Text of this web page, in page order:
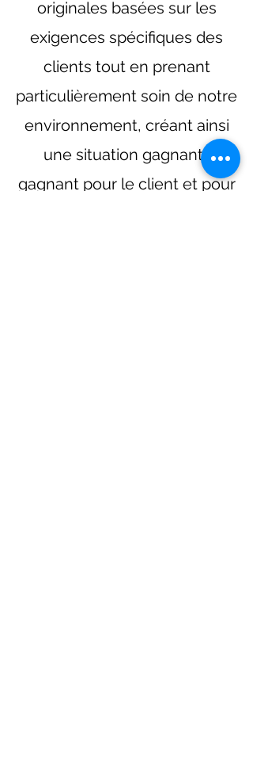
originales basées sur les
exigences spécifiques des
clients tout en prenant
particulièrement soin de notre
environnement, créant ainsi
une situation gagnant-
gagnant pour le client et pour